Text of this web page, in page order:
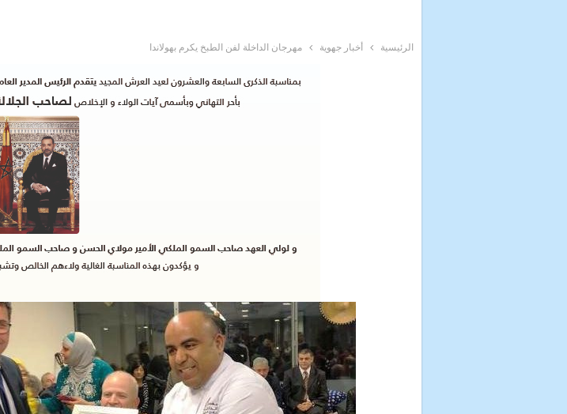
الرئيسية أخبار جهوية مهرجان الداخلة لفن الطبخ يكرم بهولاندا